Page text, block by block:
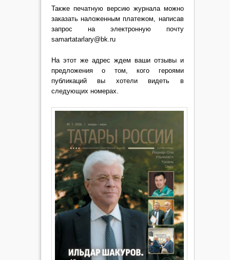
Также печатную версию журнала можно
заказать наложенным платежом, написав
запрос на электронную почту
samartatarlary@bk.ru
На этот же адрес ждем ваши отзывы и
предложения о том, кого героями
публикаций вы хотели видеть в
следующих номерах.